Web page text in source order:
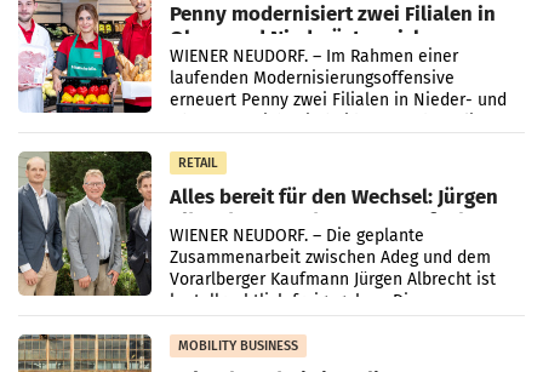
Penny modernisiert zwei Filialen in
Ober- und Niederösterreich
WIENER NEUDORF. – Im Rahmen einer
laufenden Modernisierungsoffensive
erneuert Penny zwei Filialen in Nieder- und
RETAIL
Alles bereit für den Wechsel: Jürgen
Albrecht setzt ab 1.1.2027 auf Adeg
WIENER NEUDORF. – Die geplante
Zusammenarbeit zwischen Adeg und dem
Vorarlberger Kaufmann Jürgen Albrecht ist
kartellrechtlich freigegeben: Die
Bundeswettbewerbsbehörde und der
Bundeskartellanwalt
MOBILITY BUSINESS